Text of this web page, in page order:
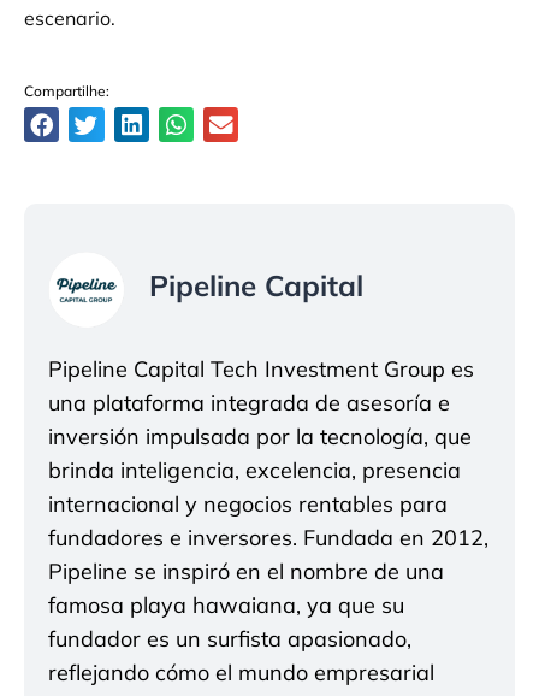
escenario.
Compartilhe:
Pipeline Capital
Pipeline Capital Tech Investment Group es
una plataforma integrada de asesoría e
inversión impulsada por la tecnología, que
brinda inteligencia, excelencia, presencia
internacional y negocios rentables para
fundadores e inversores. Fundada en 2012,
Pipeline se inspiró en el nombre de una
famosa playa hawaiana, ya que su
fundador es un surfista apasionado,
reflejando cómo el mundo empresarial